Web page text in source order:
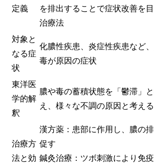
定義
を排出することで症状改善を
治療法
対象と
なる症
状
化膿性疾患、炎症性疾患など
毒が原因の症状
東洋医
学的解
釈
膿や毒の蓄積状態を「鬱滞」
え、様々な不調の原因と考える
治療方
法と効
漢方薬：患部に作用し、膿の
促す
鍼灸治療：ツボ刺激により免